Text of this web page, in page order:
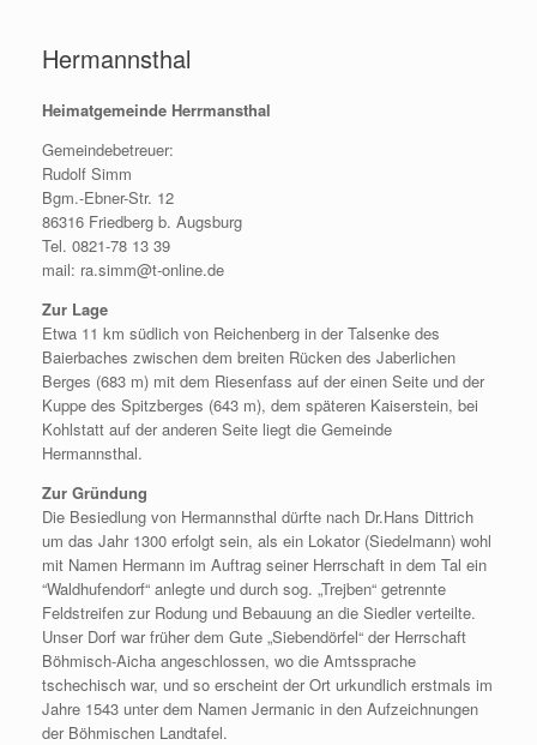
springenHermannsthal
Heimatgemeinde Herrmansthal
Gemeindebetreuer:
Rudolf Simm
Bgm.-Ebner-Str. 12
86316 Friedberg b. Augsburg
Tel. 0821-78 13 39
mail: ra.simm@t-online.de
Zur Lage
Etwa 11 km südlich von Reichenberg in der Talsenke des
Baierbaches zwischen dem breiten Rücken des Jaberlichen
Berges (683 m) mit dem Riesenfass auf der einen Seite und der
Kuppe des Spitzberges (643 m), dem späteren Kaiserstein, bei
Kohlstatt auf der anderen Seite liegt die Gemeinde
Hermannsthal.
Zur Gründung
Die Besiedlung von Hermannsthal dürfte nach Dr.Hans Dittrich
um das Jahr 1300 erfolgt sein, als ein Lokator (Siedelmann) wohl
mit Namen Hermann im Auftrag seiner Herrschaft in dem Tal ein
“Waldhufendorf“ anlegte und durch sog. „Trejben“ getrennte
Feldstreifen zur Rodung und Bebauung an die Siedler verteilte.
Unser Dorf war früher dem Gute „Siebendörfel“ der Herrschaft
Böhmisch-Aicha angeschlossen, wo die Amtssprache
tschechisch war, und so erscheint der Ort urkundlich erstmals im
Jahre 1543 unter dem Namen Jermanic in den Aufzeichnungen
der Böhmischen Landtafel.